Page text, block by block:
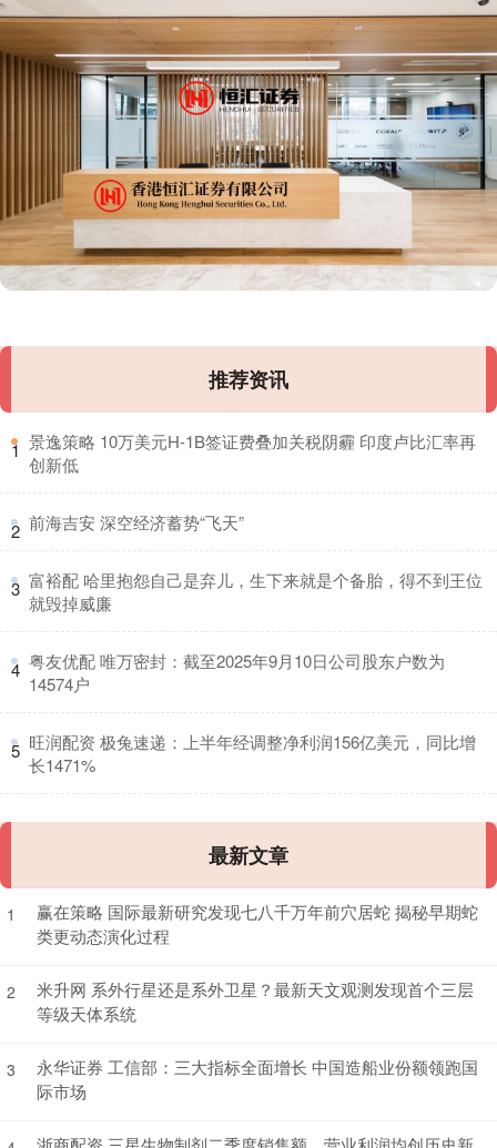
推荐资讯
1 ​景逸策略 10万美元H-1B签证费叠加关税阴霾 印度卢比汇率再
创新低
2 ​前海吉安 深空经济蓄势“飞天”
3 ​富裕配 哈里抱怨自己是弃儿，生下来就是个备胎，得不到王位
就毁掉威廉
4 ​粤友优配 唯万密封：截至2025年9月10日公司股东户数为
14574户
5 ​旺润配资 极兔速递：上半年经调整净利润156亿美元，同比增
长1471%
最新文章
1
赢在策略 国际最新研究发现七八千万年前穴居蛇 揭秘早期蛇
类更动态演化过程
2
米升网 系外行星还是系外卫星？最新天文观测发现首个三层
等级天体系统
3
永华证券 工信部：三大指标全面增长 中国造船业份额领跑国
际市场